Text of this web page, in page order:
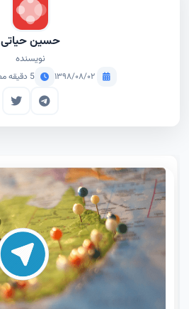
حسین حیاتی
نویسنده
۱۳۹۸/۰۸/۰۲ 5 دقیقه مطالعه